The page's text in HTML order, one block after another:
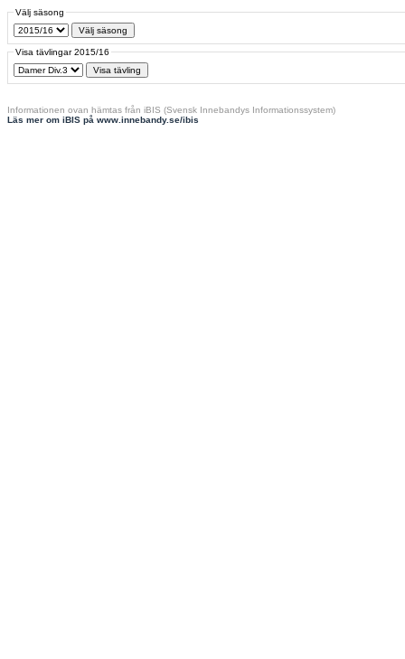
Välj säsong
Visa tävlingar 2015/16
Informationen ovan hämtas från iBIS (Svensk Innebandys Informationssystem)
Läs mer om iBIS på www.innebandy.se/ibis